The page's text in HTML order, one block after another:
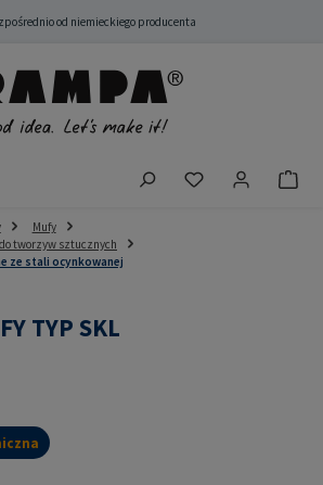
od niemieckiego producenta
Masz 0
Mufy
tworzyw sztucznych
ze stali ocynkowanej
TYP SKL